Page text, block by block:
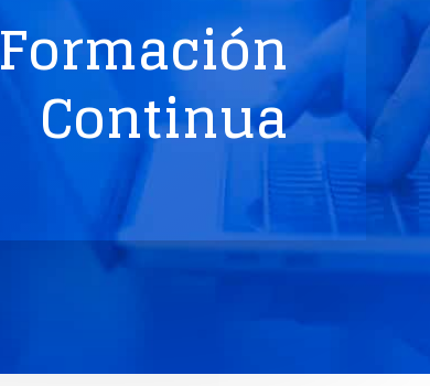
Formación
Continua